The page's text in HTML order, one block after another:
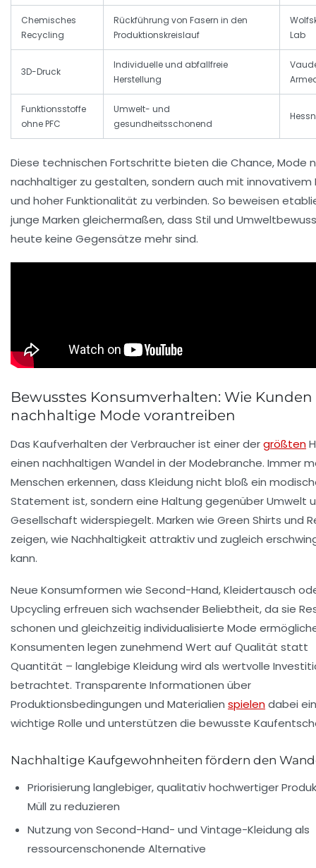
Chemisches
Recycling
Rückführung von Fasern in den
Produktionskreislauf
Lab
3D-Druck
Individuelle und abfallfreie
Herstellung
Funktionsstoffe
ohne PFC
Umwelt- und
gesundheitsschonend
Diese technischen Fortschritte bieten die Chance, Mode
nachhaltiger zu gestalten, sondern auch mit innovativem
und hoher Funktionalität zu verbinden. So beweisen
junge Marken gleichermaßen, dass Stil und
heute keine Gegensätze mehr sind.
Bewusstes Konsumverhalten: Wie Kunden
nachhaltige Mode vorantreiben
Das Kaufverhalten der Verbraucher ist einer dergrößten
einen nachhaltigen Wandel in der Modebranche. Immer
Menschen erkennen, dass Kleidung nicht bloß ein
Statement ist, sondern eine Haltung gegenüber Umwelt
Gesellschaft widerspiegelt. Marken wie Green Shirts und
zeigen, wie Nachhaltigkeit attraktiv und zugleich
kann.
Neue Konsumformen wie Second-Hand, Kleidertausch
Upcycling erfreuen sich wachsender Beliebtheit, da sie
schonen und gleichzeitig individualisierte Mode
Konsumenten legen zunehmend Wert auf Qualität statt
Quantität – langlebige Kleidung wird als wertvolle
betrachtet. Transparente Informationen über
Produktionsbedingungen und Materialien spielendabei
wichtige Rolle und unterstützen die bewusste
Nachhaltige Kaufgewohnheiten fördern den
Priorisierung langlebiger, qualitativ hochwertiger
Müll zu reduzieren
Nutzung von Second-Hand- und Vintage-Kleidung als
ressourcenschonende Alternative